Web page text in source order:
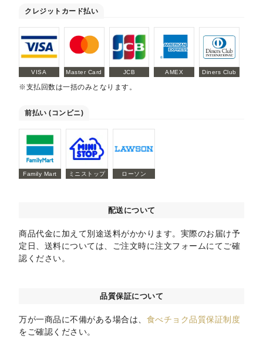
クレジットカード払い
VISA Master Card JCB AMEX Diners Club
※支払回数は一括のみとなります。
前払い (コンビニ)
Family Mart ミニストップ ローソン
配送について
商品代金に加えて別途送料がかかります。実際のお届け予
定日、送料については、ご注文時に注文フォームにてご確
認ください。
品質保証について
万が一商品に不備がある場合は、 食べチョク品質保証制度
をご確認ください。